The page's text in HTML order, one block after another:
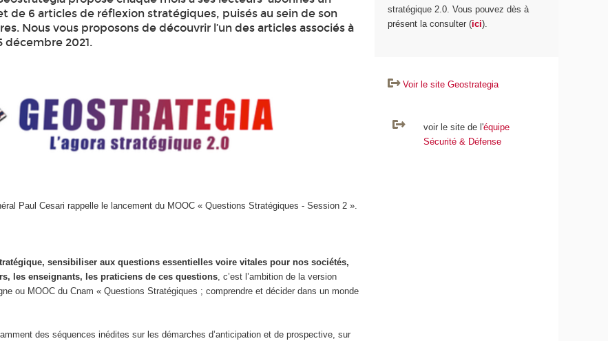
de 6 articles de réflexion stratégiques, puisés au sein de son
Nous vous proposons de découvrir l’un des articles associés à
décembre 2021.
Paul Cesari rappelle le lancement du MOOC « Questions Stratégiques - Session 2 ».
sensibiliser aux questions essentielles voire vitales pour nos sociétés,
les enseignants, les praticiens de ces questions, c’est l’ambition de la version
ou MOOC du Cnam « Questions Stratégiques ; comprendre et décider dans un monde
des séquences inédites sur les démarches d’anticipation et de prospective, sur
stratégique 2.0. Vous pouvez dès à
présent la consulter (ici).
Voir le site Geostrategia
voir le site de l'équipe
Sécurité & Défense